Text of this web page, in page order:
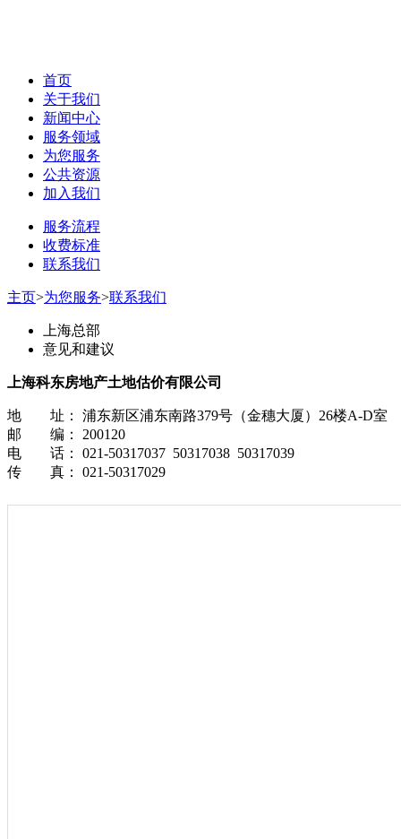
首页
关于我们
新闻中心
服务领域
为您服务
公共资源
加入我们
服务流程
收费标准
联系我们
主页>为您服务>联系我们
上海总部
意见和建议
上海科东房地产土地估价有限公司
地 址： 浦东新区浦东南路379号（金穗大厦）26楼A-D室
邮 编： 200120
电 话： 021-50317037 50317038 50317039
传 真： 021-50317029